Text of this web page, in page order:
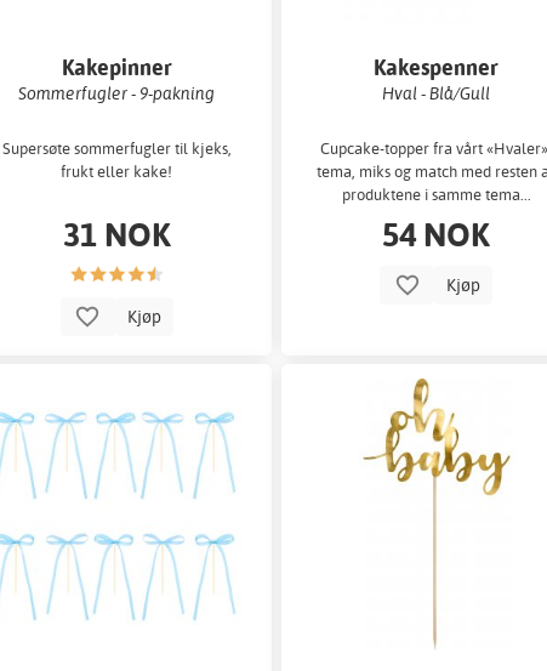
Kakepinner
Sommerfugler - 9-pakning
Supersøte sommerfugler til kjeks,
frukt eller kake!
31 NOK
Kjøp
Kakespenner
Hval - Blå/Gull
Cupcake-topper fra vårt
tema, miks og match med resten
produktene i samme tema...
54 NOK
Kjøp